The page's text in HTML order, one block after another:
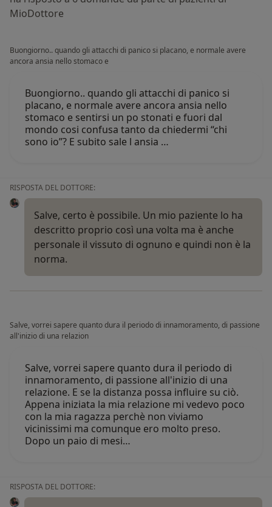
MioDottore
Buongiorno.. quando gli attacchi di panico si placano, e normale avere
ancora ansia nello stomaco e
Buongiorno.. quando gli attacchi di panico si
placano, e normale avere ancora ansia nello
stomaco e sentirsi un po stonati e fuori dal
mondo cosi confusa tanto da chiedermi “chi
sono io”? E subito sale l ansia …
RISPOSTA DEL DOTTORE:
Salve, certo è possibile. Un mio paziente lo ha
descritto proprio così una volta ma è anche
personale il vissuto di ognuno e quindi non è la
norma.
Salve, vorrei sapere quanto dura il periodo di innamoramento, di passione
all'inizio di una relazion
Salve, vorrei sapere quanto dura il periodo di
innamoramento, di passione all'inizio di una
relazione. E se la distanza possa influire su ciò.
Appena iniziata la mia relazione mi vedevo poco
con la mia ragazza perchè non viviamo
vicinissimi ma comunque ero molto preso.
Dopo un paio di mesi…
RISPOSTA DEL DOTTORE: